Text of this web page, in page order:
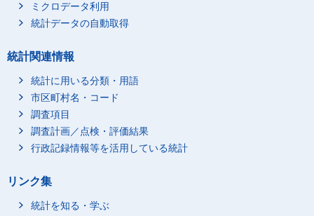
ミクロデータ利用
統計データの自動取得
統計関連情報
統計に用いる分類・用語
市区町村名・コード
調査項目
調査計画／点検・評価結果
行政記録情報等を活用している統計
リンク集
統計を知る・学ぶ